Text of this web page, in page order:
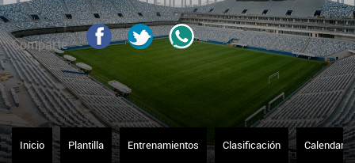
Comparte
Inicio Plantilla Entrenamientos Clasificación Calendario